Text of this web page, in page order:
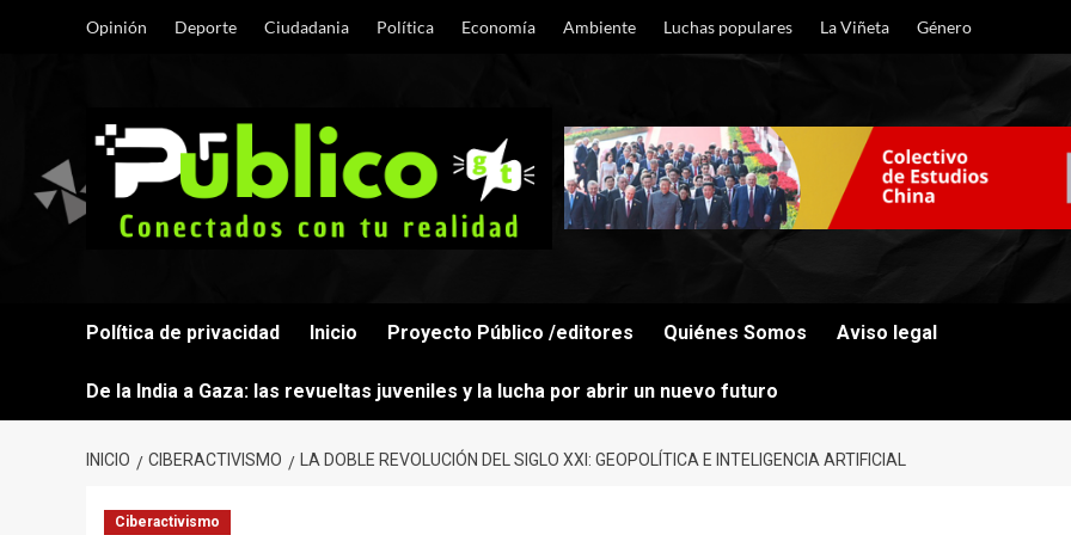
Opinión Deporte Ciudadania Política Economía Ambiente Luchas populares La Viñeta Género
Política de privacidad Inicio Proyecto Público /editores Quiénes Somos Aviso legal
De la India a Gaza: las revueltas juveniles y la lucha por abrir un nuevo futuro
INICIO CIBERACTIVISMO LA DOBLE REVOLUCIÓN DEL SIGLO XXI: GEOPOLÍTICA E INTELIGENCIA ARTIFICIAL
Ciberactivismo